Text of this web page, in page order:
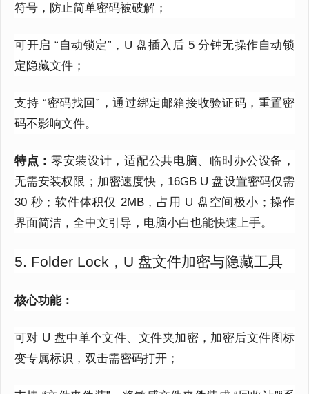
符号，防止简单密码被破解；
可开启 “自动锁定”，U 盘插入后 5 分钟无操作自动锁
定隐藏文件；
支持 “密码找回”，通过绑定邮箱接收验证码，重置密
码不影响文件。
特点：零安装设计，适配公共电脑、临时办公设备，
无需安装权限；加密速度快，16GB U 盘设置密码仅需
30 秒；软件体积仅 2MB，占用 U 盘空间极小；操作
界面简洁，全中文引导，电脑小白也能快速上手。
5. Folder Lock，U 盘文件加密与隐藏工具
核心功能：
可对 U 盘中单个文件、文件夹加密，加密后文件图标
变专属标识，双击需密码打开；